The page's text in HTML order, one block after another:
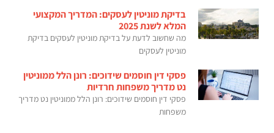
בדיקת מוניטין לעסקים: המדריך המקצועי
המלא לשנת 2025
מה שחשוב לדעת על בדיקת מוניטין לעסקים בדיקת
מוניטין לעסקים
פסקי דין חוסמים שידוכים: רונן הלל ממוניטין
נט מדריך משפחות חרדיות
פסקי דין חוסמים שידוכים: רונן הלל ממוניטין נט מדריך
משפחות